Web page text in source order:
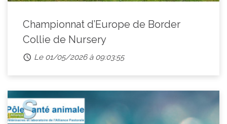
Championnat d’Europe de Border
Collie de Nursery
Le 01/05/2026 à 09:03:55